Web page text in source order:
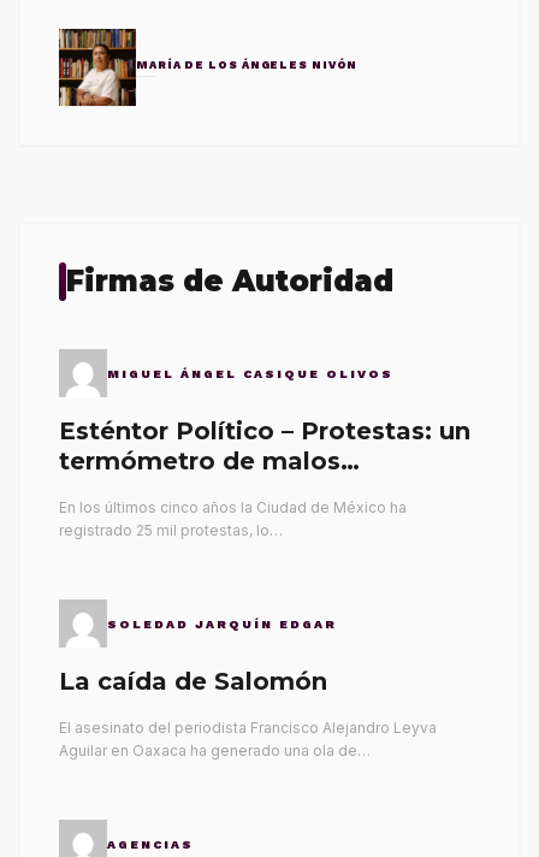
MARÍA DE LOS ÁNGELES NIVÓN
Firmas de Autoridad
MIGUEL ÁNGEL CASIQUE OLIVOS
Esténtor Político – Protestas: un
termómetro de malos
En los últimos cinco años la Ciudad de México ha
registrado 25 mil protestas, lo…
SOLEDAD JARQUÍN EDGAR
La caída de Salomón
El asesinato del periodista Francisco Alejandro Leyva
Aguilar en Oaxaca ha generado una ola de…
AGENCIAS